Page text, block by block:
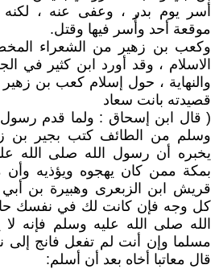
أسر يوم بدر ، وعفى عنه ،
موقعة أحد وأُسر فيها وقتل.
وكعب بن زهير من الشعراء
الاسلام ، وقد أورد ابن كثير في
والنهاية ، حول إسلام كعب بن
قصيدته بانت سعاد
( قال ابن إسحاق : ولما قدم رسول
وسلم من الطائف كتب بجير بن
يخبره أن رسول الله صلى الله
بمكة ممن كان يهجوه ويؤذيه
قريش ابن الزبعرى وهبيرة بن
كل وجه فإن كانت لك في نفسك
الله صلى الله عليه وسلم فإنه لا
مسلما وإن أنت لم تفعل فانج
قال معاتبا أخاه بعد أن أسلم: